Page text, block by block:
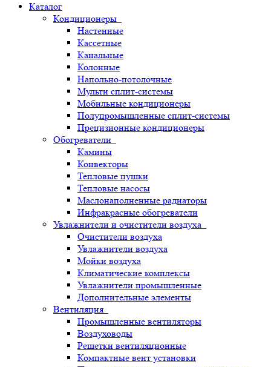
Каталог
Кондиционеры
Настенные
Кассетные
Канальные
Колонные
Напольно-потолочные
Мульти сплит-системы
Мобильные кондиционеры
Полупромышленные сплит-системы
Прецизионные кондиционеры
Обогреватели
Камины
Конвекторы
Тепловые пушки
Тепловые насосы
Маслонаполненные радиаторы
Инфракрасные обогреватели
Увлажнители и очистители воздуха
Очистители воздуха
Увлажнители воздуха
Мойки воздуха
Климатические комплексы
Увлажнители промышленные
Дополнительные элементы
Вентиляция
Промышленные вентиляторы
Воздуховоды
Решетки вентиляционные
Компактные вент установки